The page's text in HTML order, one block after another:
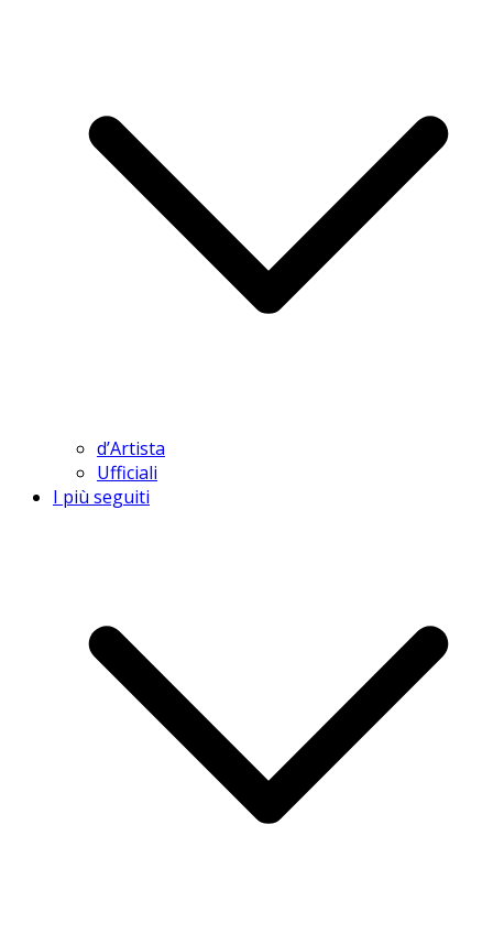
d’Artista
Ufficiali
I più seguiti